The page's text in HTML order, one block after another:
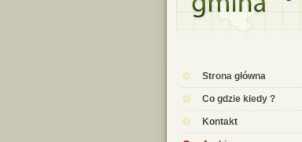
Strona główna
Co gdzie kiedy ?
Kontakt